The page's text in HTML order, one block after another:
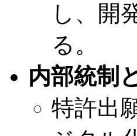
し、開
る。
内部統制
特許出